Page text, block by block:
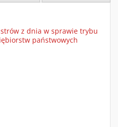
z dnia w sprawie trybu
państwowych